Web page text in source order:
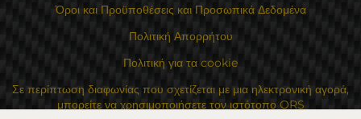
Όροι και Προϋποθέσεις και Προσωπικά Δεδομένα
Πολιτική Απορρήτου
Πολιτική για τα cookie
Σε περίπτωση διαφωνίας που σχετίζεται με μια ηλεκτρονική αγορά,
μπορείτε να χρησιμοποιήσετε τον ιστότοπο ORS